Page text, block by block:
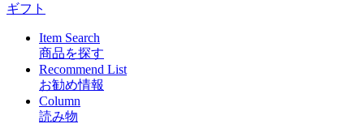
ギフト
Item Search
商品を探す
Recommend List
お勧め情報
Column
読み物